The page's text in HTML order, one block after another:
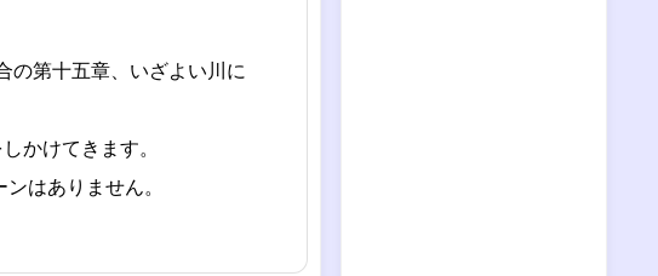
の第十五章、いざよい川に
かけてきます。
はありません。